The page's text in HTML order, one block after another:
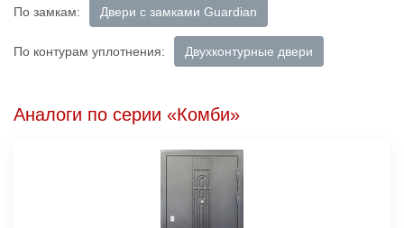
По замкам: Двери с замками Guardian
По контурам уплотнения: Двухконтурные двери
Аналоги по серии «Комби»